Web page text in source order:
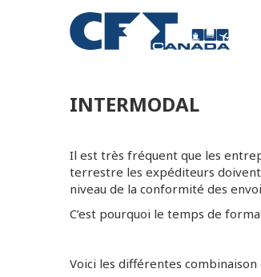
INTERMODAL
Il est très fréquent que les
terrestre les expéditeurs
niveau de la conformité des
C’est pourquoi le temps de
Voici les différentes